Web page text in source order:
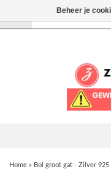
Home » Bol groot gat - Zilver
Beheer je